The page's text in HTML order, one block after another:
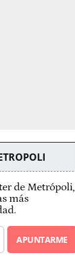
de Metrópoli,
más
APUNTARME